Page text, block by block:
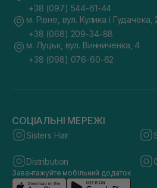
+38 (097) 544-61-44
м. Рівне, вул. Кулика і
+38 (068) 209-34-88
м. Луцьк, вул. Винниченка, 4
+38 (098) 076-60-62
СОЦІАЛЬНІ МЕРЕЖІ
Sisters Hair
Distribution
Завантажуйте мобільний додаток